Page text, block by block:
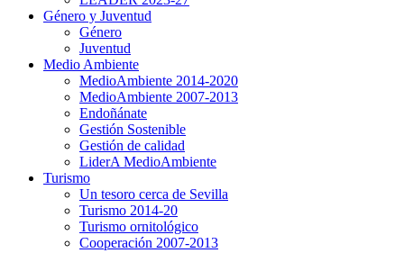
Género y Juventud
Género
Juventud
Medio Ambiente
MedioAmbiente 2014-2020
MedioAmbiente 2007-2013
Endoñánate
Gestión Sostenible
Gestión de calidad
LiderA MedioAmbiente
Turismo
Un tesoro cerca de Sevilla
Turismo 2014-20
Turismo ornitológico
Cooperación 2007-2013